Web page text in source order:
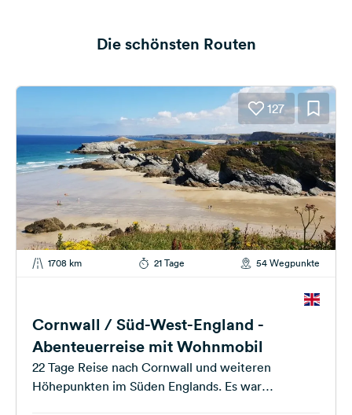
Die schönsten Routen
127
1708 km 21 Tage 54 Wegpunkte
Cornwall / Süd-West-England -
Abenteuerreise mit Wohnmobil
22 Tage Reise nach Cornwall und weiteren
Höhepunkten im Süden Englands. Es war